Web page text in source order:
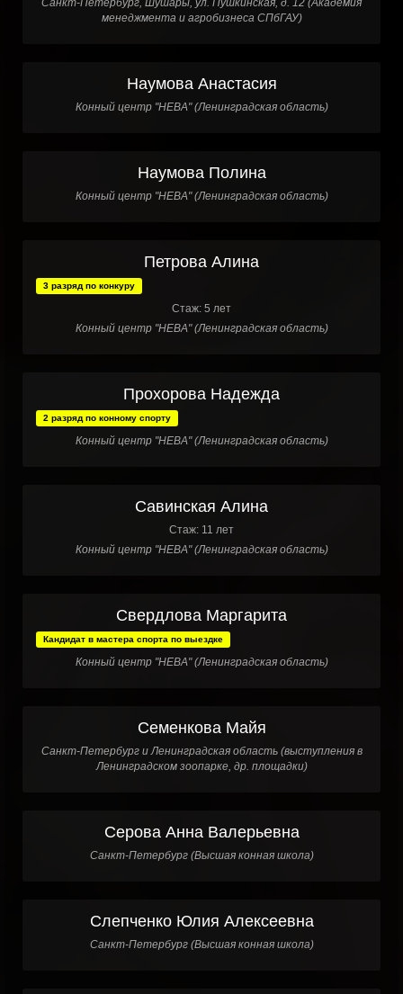
Санкт-Петербург, Шушары, ул. Пушкинская, д. 12 (Академия
менеджмента и агробизнеса СПбГАУ)
Наумова Анастасия
Конный центр "НЕВА" (Ленинградская область)
Наумова Полина
Конный центр "НЕВА" (Ленинградская область)
Петрова Алина
3 разряд по конкуру
Стаж: 5 лет
Конный центр "НЕВА" (Ленинградская область)
Прохорова Надежда
2 разряд по конному спорту
Конный центр "НЕВА" (Ленинградская область)
Савинская Алина
Стаж: 11 лет
Конный центр "НЕВА" (Ленинградская область)
Свердлова Маргарита
Кандидат в мастера спорта по выездке
Конный центр "НЕВА" (Ленинградская область)
Семенкова Майя
Санкт-Петербург и Ленинградская область (выступления в
Ленинградском зоопарке, др. площадки)
Серова Анна Валерьевна
Санкт-Петербург (Высшая конная школа)
Слепченко Юлия Алексеевна
Санкт-Петербург (Высшая конная школа)